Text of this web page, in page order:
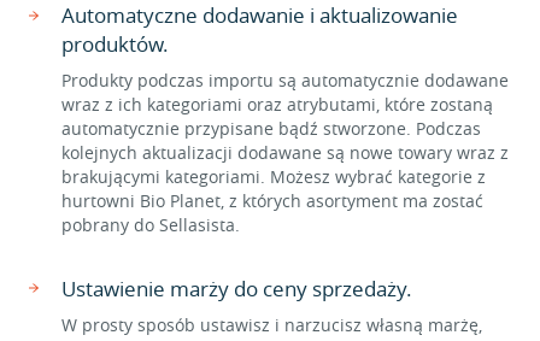
Automatyczne dodawanie i aktualizowanie
produktów.
Produkty podczas importu są automatycznie dodawane
wraz z ich kategoriami oraz atrybutami, które zostaną
automatycznie przypisane bądź stworzone. Podczas
kolejnych aktualizacji dodawane są nowe towary wraz z
brakującymi kategoriami. Możesz wybrać kategorie z
hurtowni Bio Planet, z których asortyment ma zostać
pobrany do Sellasista.
Ustawienie marży do ceny sprzedaży.
W prosty sposób ustawisz i narzucisz własną marżę,